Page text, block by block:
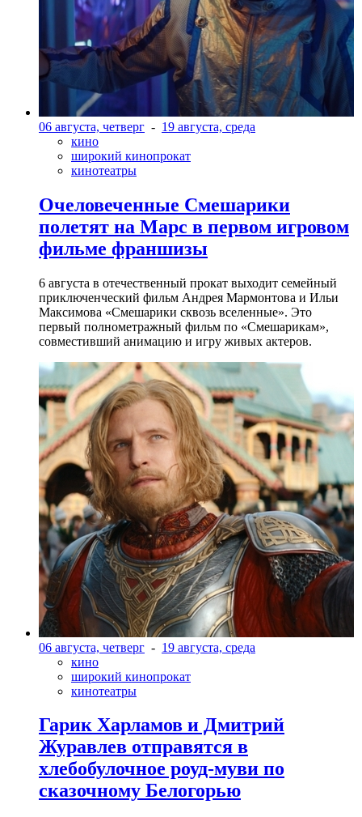
06 августа, четверг - 19 августа, среда
кино
широкий кинопрокат
кинотеатры
Очеловеченные Смешарики
полетят на Марс в первом игровом
фильме франшизы
6 августа в отечественный прокат выходит семейный
приключенческий фильм Андрея Мармонтова и Ильи
Максимова «Смешарики сквозь вселенные». Это
первый полнометражный фильм по «Смешарикам»,
совместивший анимацию и игру живых актеров.
06 августа, четверг - 19 августа, среда
кино
широкий кинопрокат
кинотеатры
Гарик Харламов и Дмитрий
Журавлев отправятся в
хлебобулочное роуд-муви по
сказочному Белогорью